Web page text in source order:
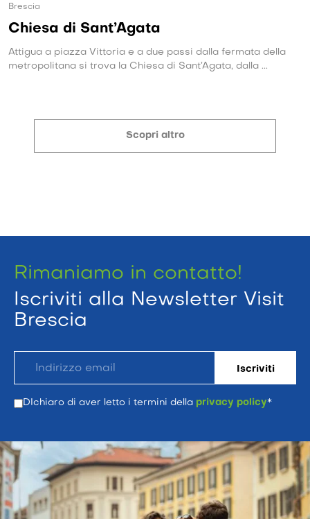
Brescia
Chiesa di Sant’Agata
Attigua a piazza Vittoria e a due passi dalla fermata della
metropolitana si trova la Chiesa di Sant’Agata, dalla ...
Scopri altro
Rimaniamo in contatto!
Iscriviti alla Newsletter Visit
Brescia
DIchiaro di aver letto i termini della privacy policy*